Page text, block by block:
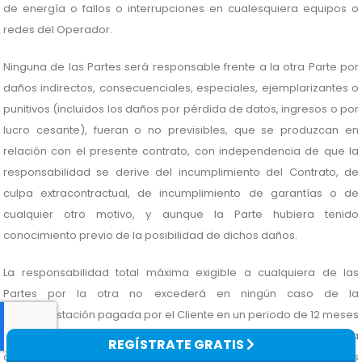
REGÍSTRATE GRATIS
de energía o fallos o interrupciones en cualesquiera equipos o
redes del Operador.
Ninguna de las Partes será responsable frente a la otra Parte por
daños indirectos, consecuenciales, especiales, ejemplarizantes o
punitivos (incluidos los daños por pérdida de datos, ingresos o por
lucro cesante), fueran o no previsibles, que se produzcan en
relación con el presente contrato, con independencia de que la
responsabilidad se derive del incumplimiento del Contrato, de
culpa extracontractual, de incumplimiento de garantías o de
cualquier otro motivo, y aunque la Parte hubiera tenido
conocimiento previo de la posibilidad de dichos daños.
La responsabilidad total máxima exigible a cualquiera de las
Partes por la otra no excederá en ningún caso de la
contraprestación pagada por el Cliente en un periodo de 12 meses
consecutivos anterior a la fecha de la Reclamación, excluida la
contraprestación del Operador por las operaciones con Mensajes